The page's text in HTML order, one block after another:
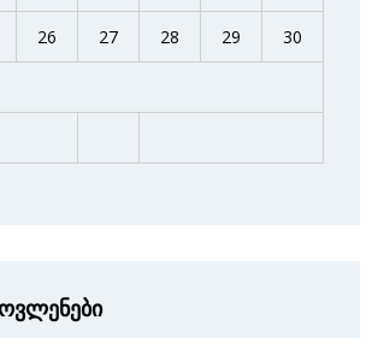
26 27 28 29 30